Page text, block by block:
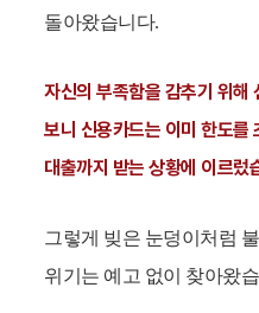
돌아왔습니다.
자신의 부족함을 감추기 위해
보니 신용카드는 이미 한도를
대출까지 받는 상황에 이르렀
그렇게 빚은 눈덩이처럼
위기는 예고 없이 찾아왔